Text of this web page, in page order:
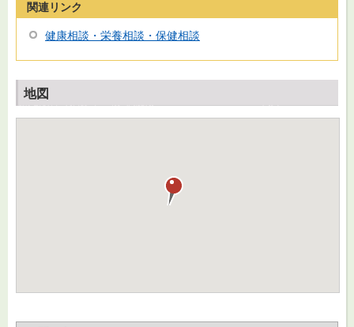
関連リンク
健康相談・栄養相談・保健相談
地図